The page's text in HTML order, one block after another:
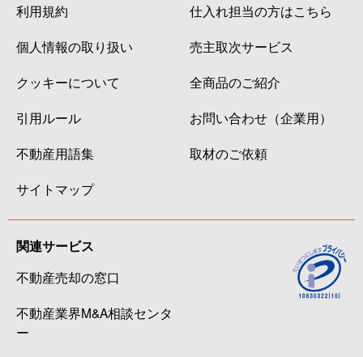
南八幡
本八幡
徒歩9分
南八幡
7,300万円 本八幡
徒歩6分
南八幡
1,900万円 本八幡
南八幡
本八幡
徒歩6分
南八幡
徒歩4分
宮久保
2,200万円
徒歩24分
妙典
5,800万円
利用規約
個人情報の取り扱い
クッキーについて
引用ルール
不動産用語集
サイトマップ
仕入れ担当の方はこちら
売主取次サービス
全商品のご紹介
お問い合わせ（企業用）
取材のご依頼
関連サービス
不動産売却の窓口
不動産業界M&A相談センタ
ー